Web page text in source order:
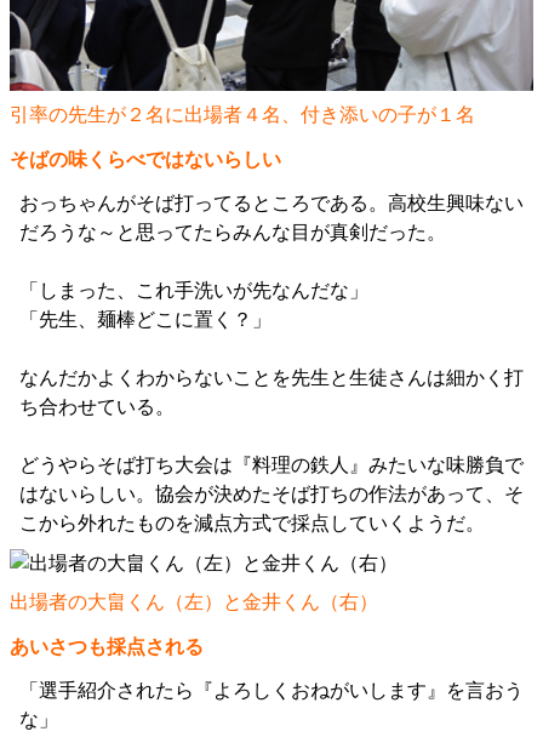
引率の先生が２名に出場者４名、付き添いの子が１名
そばの味くらべではないらしい
おっちゃんがそば打ってるところである。高校生興味ない
だろうな～と思ってたらみんな目が真剣だった。
「しまった、これ手洗いが先なんだな」
「先生、麺棒どこに置く？」
なんだかよくわからないことを先生と生徒さんは細かく打
ち合わせている。
どうやらそば打ち大会は『料理の鉄人』みたいな味勝負で
はないらしい。協会が決めたそば打ちの作法があって、そ
こから外れたものを減点方式で採点していくようだ。
出場者の大畠くん（左）と金井くん（右）
あいさつも採点される
「選手紹介されたら『よろしくおねがいします』を言おう
な」